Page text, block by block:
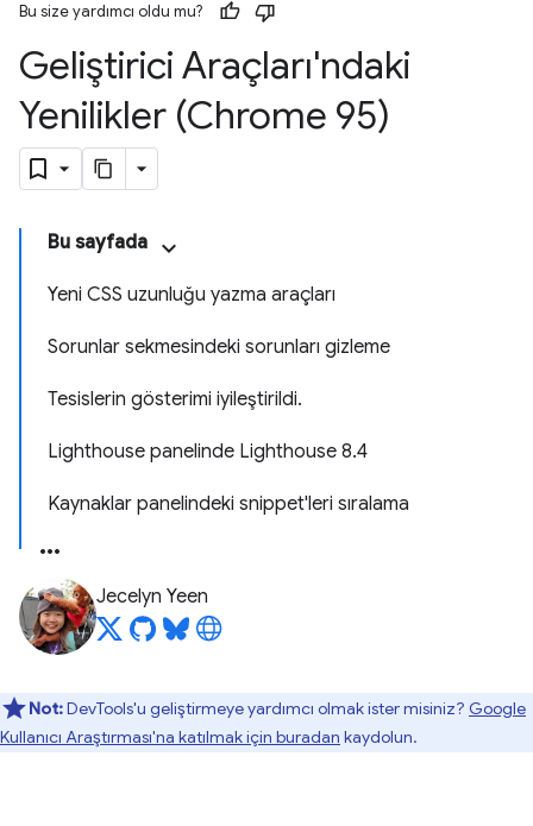
Bu size yardımcı oldu mu?
Geliştirici Araçları'ndaki
Yenilikler (Chrome 95)
Bu sayfada
Yeni CSS uzunluğu yazma araçları
Sorunlar sekmesindeki sorunları gizleme
Tesislerin gösterimi iyileştirildi.
Lighthouse panelinde Lighthouse 8.4
Kaynaklar panelindeki snippet'leri sıralama
Jecelyn Yeen
Not:DevTools'u geliştirmeye yardımcı olmak ister misiniz? Google
Kullanıcı Araştırması'na katılmak için buradan kaydolun.